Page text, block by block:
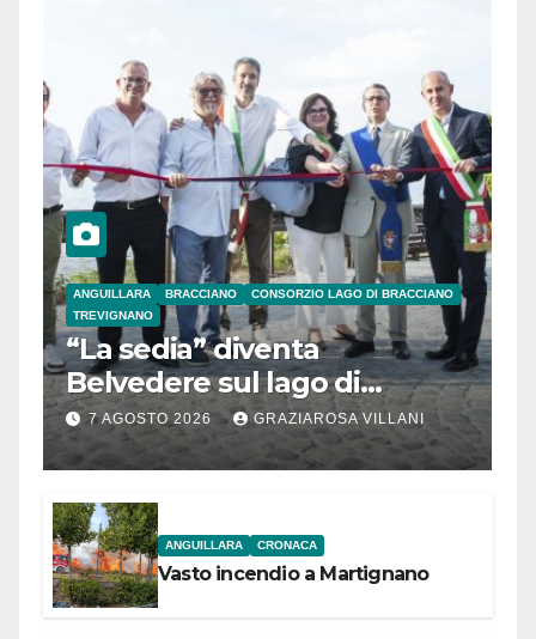
ANGUILLARA BRACCIANO
CONSORZIO LAGO DI BRACCIANO
TREVIGNANO
“La sedia” diventa
Belvedere sul lago di
Bracciano: ieri
l’inaugurazione
7 AGOSTO 2026 GRAZIAROSA VILLANI
ANGUILLARA CRONACA
Vasto incendio a Martignano